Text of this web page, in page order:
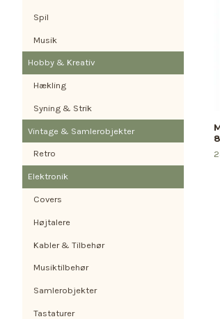
Spil
Musik
Hobby & Kreativ
Hækling
Syning & Strik
Vintage & Samlerobjekter
Retro
Elektronik
Covers
Højtalere
Kabler & Tilbehør
Musiktilbehør
Samlerobjekter
Tastaturer